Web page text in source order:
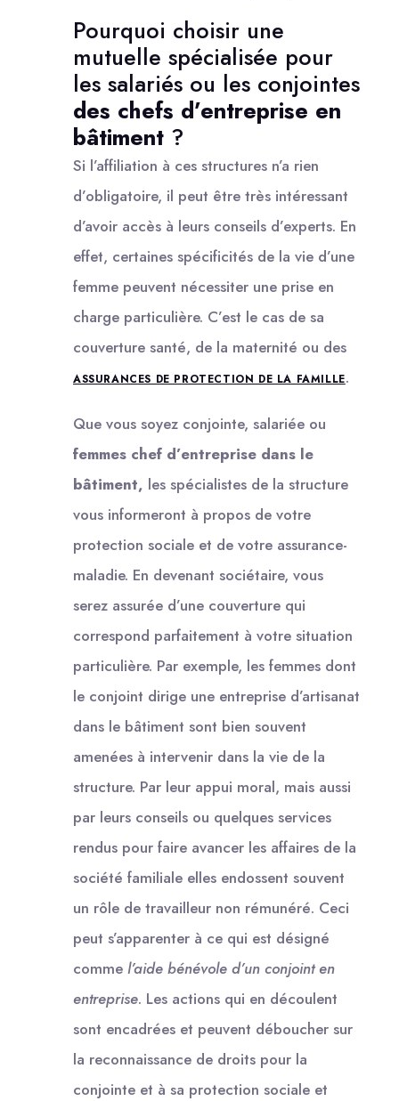
Pourquoi choisir une
mutuelle spécialisée pour
les salariés ou les conjointes
des chefs d’entreprise en
bâtiment ?
Si l’affiliation à ces structures n’a rien
d’obligatoire, il peut être très intéressant
d’avoir accès à leurs conseils d’experts. En
effet, certaines spécificités de la vie d’une
femme peuvent nécessiter une prise en
charge particulière. C’est le cas de sa
couverture santé, de la maternité ou des
ASSURANCES DE PROTECTION DE LA FAMILLE.
Que vous soyez conjointe, salariée ou
femmes chef d’entreprise dans le
bâtiment, les spécialistes de la structure
vous informeront à propos de votre
protection sociale et de votre assurance-
maladie. En devenant sociétaire, vous
serez assurée d’une couverture qui
correspond parfaitement à votre situation
particulière. Par exemple, les femmes dont
le conjoint dirige une entreprise d’artisanat
dans le bâtiment sont bien souvent
amenées à intervenir dans la vie de la
structure. Par leur appui moral, mais aussi
par leurs conseils ou quelques services
rendus pour faire avancer les affaires de la
société familiale elles endossent souvent
un rôle de travailleur non rémunéré. Ceci
peut s’apparenter à ce qui est désigné
comme l’aide bénévole d’un conjoint en
entreprise. Les actions qui en découlent
sont encadrées et peuvent déboucher sur
la reconnaissance de droits pour la
conjointe et à sa protection sociale et